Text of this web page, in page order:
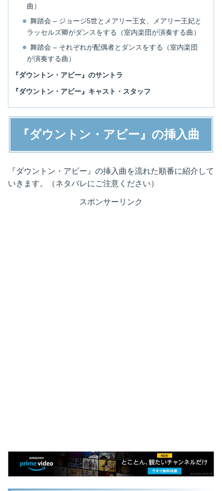
曲）
舞踏会 – ジョージ5世とメアリー王女、メアリー王妃と
ラッセルズ卿がダンスをする（室内楽団が演奏する曲）
舞踏会 – それぞれが配偶者とダンスをする（室内楽団
が演奏する曲）
『ダウントン・アビー』のサントラ
『ダウントン・アビー』キャスト・スタッフ
『ダウントン・アビー』の挿入曲
『ダウントン・アビー』の挿入曲を流れた順番に紹介して
いきます。（ネタバレにご注意ください）
スポンサーリンク